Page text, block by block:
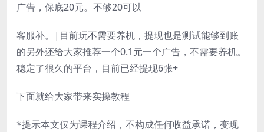
广告，保底20元。不够20可以
客服补。|目前玩不需要养机，提现也是测试能够到账
的另外还给大家推荐一个0.1元一个广告，不需要养机。
稳定了很久的平台，目前已经提现6张+
下面就给大家带来实操教程
*提示本文仅为课程介绍，不构成任何收益承诺，变现